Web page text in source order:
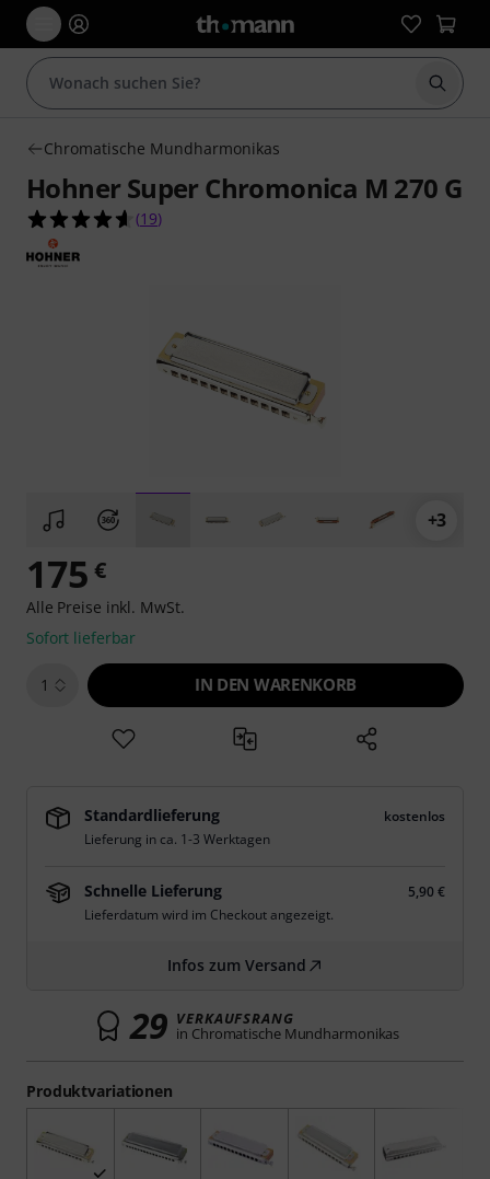
Suche
Chromatische Mundharmonikas
Hohner Super Chromonica M 270 G
4.6 von 5 Sternen aus 19 Kundenbewertungen
(19)
+3
Produktvariationen
175 €
Alle Preise inkl. MwSt.
Sofort lieferbar
1 IN DEN WARENKORB
Standardlieferung
kostenlos
Lieferung in ca. 1-3 Werktagen
Schnelle Lieferung
5,90 €
Lieferdatum wird im Checkout angezeigt.
Infos zum Versand
29 VERKAUFSRANG
in Chromatische Mundharmonikas